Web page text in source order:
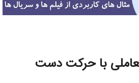
با حرکت دست